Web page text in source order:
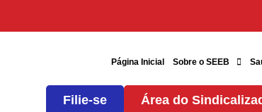
Página Inicial Sobre o SEEB
Filie-se Área do